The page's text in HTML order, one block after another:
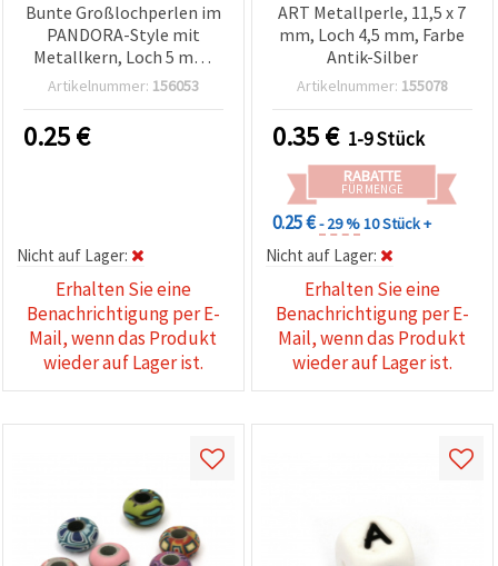
Bunte Großlochperlen im
PANDORA-Style mit
Metallkern, Loch 5 mm,
14 x 9 mm, Farbmix
Artikelnummer: 156053
0.25€
Nicht auf Lager:
Erhalten Sie eine
Benachrichtigung per E-
Mail, wenn das Produkt
wieder auf Lager ist.
ART Metallperle, 11,5 x 7
mm, Loch 4,5 mm, Farbe
Antik-Silber
Artikelnummer: 155078
0.35€ 1-9 Stück
RABATTE
FÜR MENGE
0.25 €- 29 %10 Stück +
Nicht auf Lager:
Erhalten Sie eine
Benachrichtigung per E-
Mail, wenn das Produkt
wieder auf Lager ist.